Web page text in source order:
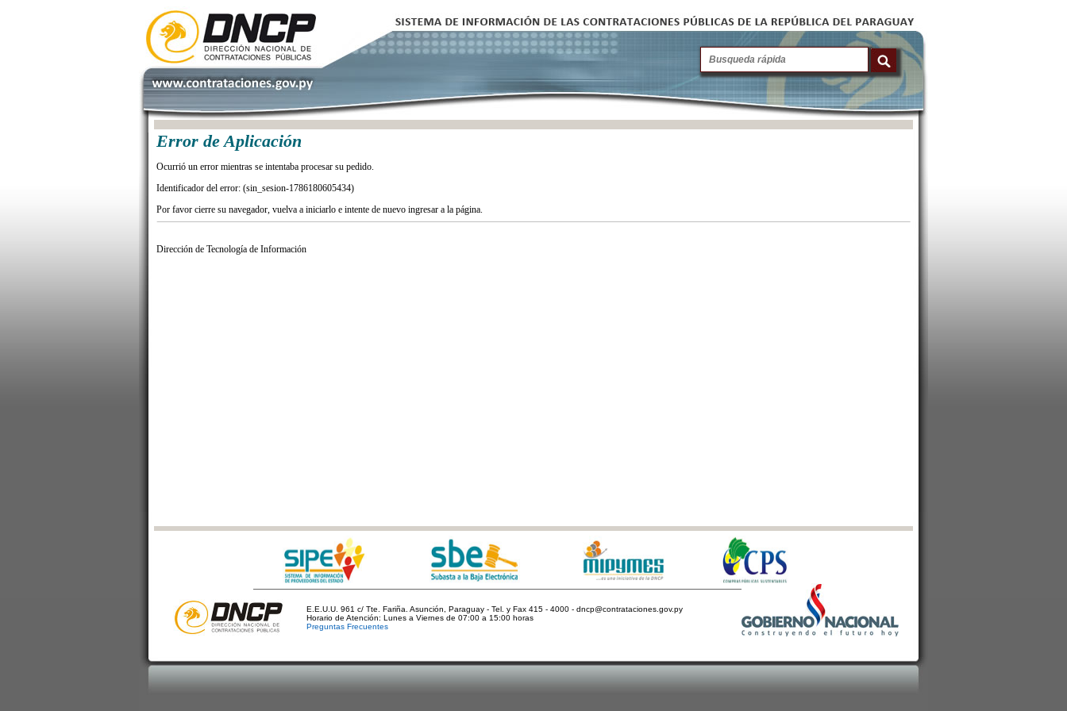
Error de Aplicación
Ocurrió un error mientras se intentaba procesar su pedido.
Identificador del error: (sin_sesion-1786180605434)
Por favor cierre su navegador, vuelva a iniciarlo e intente de nuevo ingresar a la página.
Dirección de Tecnología de Información
E.E.U.U. 961 c/ Tte. Fariña. Asunción, Paraguay - Tel. y Fax 415 - 4000 - dncp@contrataciones.gov.py
Horario de Atención: Lunes a Viernes de 07:00 a 15:00 horas
Preguntas Frecuentes